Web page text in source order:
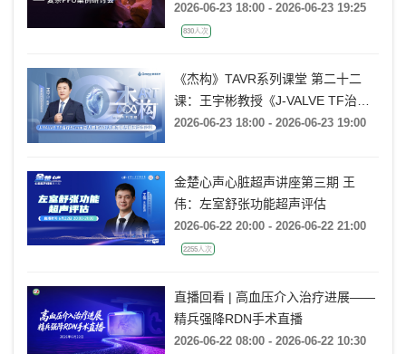
2026-06-23 18:00 - 2026-06-23 19:25
830人次
《杰构》TAVR系列课堂 第二十二
课：王宇彬教授《J-VALVE TF治疗
52mm超大窦部AR：入窦策略与释
2026-06-23 18:00 - 2026-06-23 19:00
金楚心声心脏超声讲座第三期 王
伟：左室舒张功能超声评估
2026-06-22 20:00 - 2026-06-22 21:00
2255人次
直播回看 | 高血压介入治疗进展——
精兵强降RDN手术直播
2026-06-22 08:00 - 2026-06-22 10:30